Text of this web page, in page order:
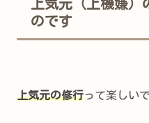
上気元（上機嫌
のです
上気元の修行って楽しいで